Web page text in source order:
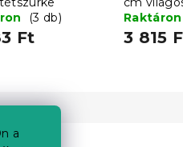
a
(3 db)
Ft
Raktáron
3 815